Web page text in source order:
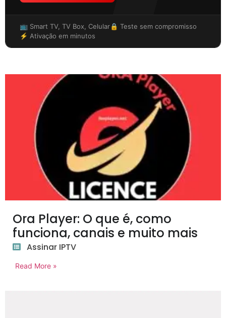
📺 Smart TV, TV Box, Celular🔒 Teste sem compromisso
⚡ Ativação em minutos
Ora Player: O que é, como
funciona, canais e muito mais
Assinar IPTV
Read More »